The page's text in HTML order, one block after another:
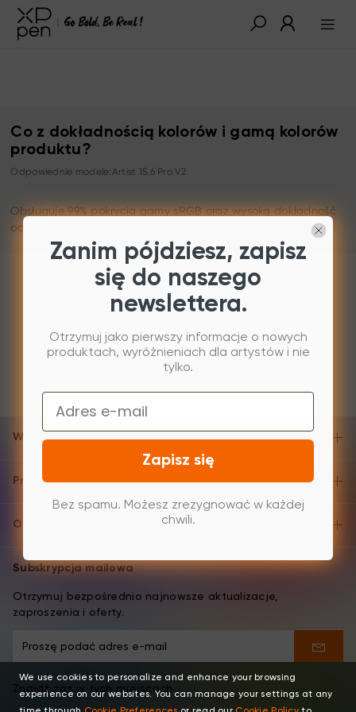
Co z dokładnością kolorów i gamą kolorów
produktu?
Odpowiednie modele:Artist 15.6 Pro V2
Obsługuje 99% pokrycia gamy sRGB oraz wysoką dokładność
odwzorowania kolorów.
Wsparcie i pomoc
Produkty
O XPPen
Subskrypcja mailowa
Otrzymuj bezpośrednio najnowsze aktualizacje,
zaproszenia i oferty.
Znajdź nas w tych miejscach
We use cookies to personalize and enhance your browsing
experience on our websites. You can manage your settings at any
Zanim pójdziesz, zapisz
się do naszego
newslettera.
Otrzymuj jako pierwszy informacje o nowych
produktach, wyróżnieniach dla artystów i nie
tylko.
Email
Zapisz się
Bez spamu. Możesz zrezygnować w każdej
chwili.